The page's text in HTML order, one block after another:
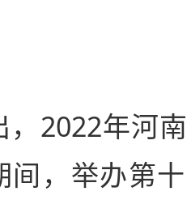
2022年河南
间，举办第